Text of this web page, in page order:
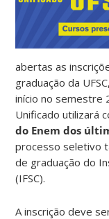
abertas as
graduação da
início no semestre
Unificado utilizará
do Enem dos
processo seletivo
de graduação do
(IFSC).
A inscrição deve